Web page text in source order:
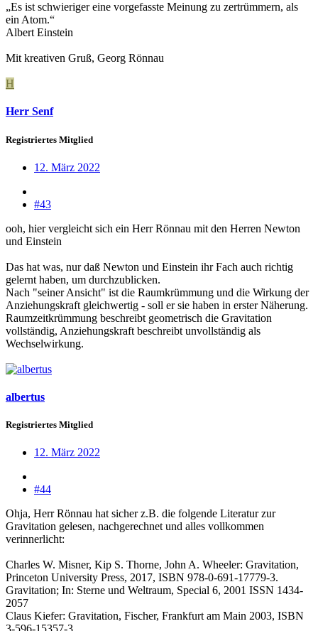
„Es ist schwieriger eine vorgefasste Meinung zu zertrümmern, als
ein Atom.“
Albert Einstein
Mit kreativen Gruß, Georg Rönnau
H
Herr Senf
Registriertes Mitglied
12. März 2022
#43
ooh, hier vergleicht sich ein Herr Rönnau mit den Herren Newton
und Einstein
Das hat was, nur daß Newton und Einstein ihr Fach auch richtig
gelernt haben, um durchzublicken.
Nach "seiner Ansicht" ist die Raumkrümmung und die Wirkung der
Anziehungskraft gleichwertig - soll er sie haben in erster Näherung.
Raumzeitkrümmung beschreibt geometrisch die Gravitation
vollständig, Anziehungskraft beschreibt unvollständig als
Wechselwirkung.
albertus
Registriertes Mitglied
12. März 2022
#44
Ohja, Herr Rönnau hat sicher z.B. die folgende Literatur zur
Gravitation gelesen, nachgerechnet und alles vollkommen
verinnerlicht:
Charles W. Misner, Kip S. Thorne, John A. Wheeler: Gravitation,
Princeton University Press, 2017, ISBN 978-0-691-17779-3.
Gravitation; In: Sterne und Weltraum, Special 6, 2001 ISSN 1434-
2057
Claus Kiefer: Gravitation, Fischer, Frankfurt am Main 2003, ISBN